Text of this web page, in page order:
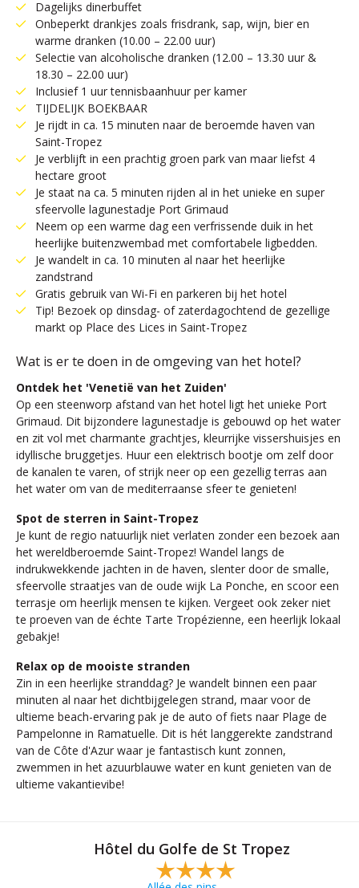
Dagelijks dinerbuffet
Onbeperkt drankjes zoals frisdrank, sap, wijn, bier en
warme dranken (10.00 – 22.00 uur)
Selectie van alcoholische dranken (12.00 – 13.30 uur &
18.30 – 22.00 uur)
Inclusief 1 uur tennisbaanhuur per kamer
TIJDELIJK BOEKBAAR
Je rijdt in ca. 15 minuten naar de beroemde haven van
Saint-Tropez
Je verblijft in een prachtig groen park van maar liefst 4
hectare groot
Je staat na ca. 5 minuten rijden al in het unieke en super
sfeervolle lagunestadje Port Grimaud
Neem op een warme dag een verfrissende duik in het
heerlijke buitenzwembad met comfortabele ligbedden.
Je wandelt in ca. 10 minuten al naar het heerlijke
zandstrand
Gratis gebruik van Wi-Fi en parkeren bij het hotel
Tip! Bezoek op dinsdag- of zaterdagochtend de gezellige
markt op Place des Lices in Saint-Tropez
Wat is er te doen in de omgeving van het hotel?
Ontdek het 'Venetië van het Zuiden'
Op een steenworp afstand van het hotel ligt het unieke Port
Grimaud. Dit bijzondere lagunestadje is gebouwd op het water
en zit vol met charmante grachtjes, kleurrijke vissershuisjes en
idyllische bruggetjes. Huur een elektrisch bootje om zelf door
de kanalen te varen, of strijk neer op een gezellig terras aan
het water om van de mediterraanse sfeer te genieten!
Spot de sterren in Saint-Tropez
Je kunt de regio natuurlijk niet verlaten zonder een bezoek aan
het wereldberoemde Saint-Tropez! Wandel langs de
indrukwekkende jachten in de haven, slenter door de smalle,
sfeervolle straatjes van de oude wijk La Ponche, en scoor een
terrasje om heerlijk mensen te kijken. Vergeet ook zeker niet
te proeven van de échte Tarte Tropézienne, een heerlijk lokaal
gebakje!
Relax op de mooiste stranden
Zin in een heerlijke stranddag? Je wandelt binnen een paar
minuten al naar het dichtbijgelegen strand, maar voor de
ultieme beach-ervaring pak je de auto of fiets naar Plage de
Pampelonne in Ramatuelle. Dit is hét langgerekte zandstrand
van de Côte d'Azur waar je fantastisch kunt zonnen,
zwemmen in het azuurblauwe water en kunt genieten van de
ultieme vakantievibe!
Hôtel du Golfe de St Tropez